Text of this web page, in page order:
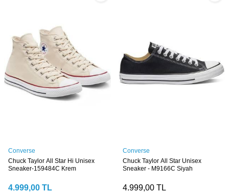
Converse
Chuck Taylor All Star Hi Unisex
Sneaker-159484C Krem
4.999,00 TL
Converse
Chuck Taylor All Star Unisex
Sneaker - M9166C Siyah
4.999,00TL